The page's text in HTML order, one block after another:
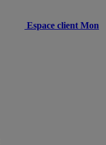
Espace client Mon